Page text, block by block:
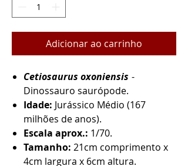
Adicionar ao carrinho
Cetiosaurus oxoniensis -
Dinossauro saurópode.
Idade: Jurássico Médio (167
milhões de anos).
Escala aprox.: 1/70.
Tamanho: 21cm comprimento x
4cm largura x 6cm altura.